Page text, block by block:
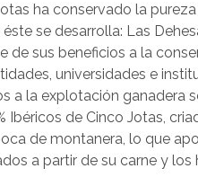
ha conservado la
se desarrolla: Las
de sus beneficios a la
universidades e
a la explotación ganadera
Ibéricos de Cinco Jotas,
de montanera, lo que
a partir de su carne y